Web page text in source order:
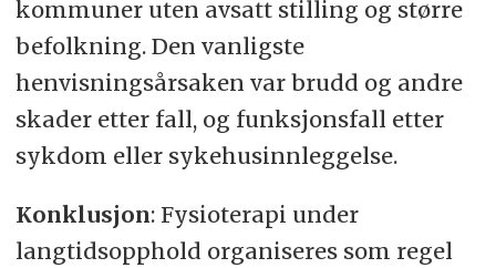
kommuner uten avsatt stilling og større
befolkning. Den vanligste
henvisningsårsaken var brudd og andre
skader etter fall, og funksjonsfall etter
sykdom eller sykehusinnleggelse.
Konklusjon: Fysioterapi under
langtidsopphold organiseres som regel